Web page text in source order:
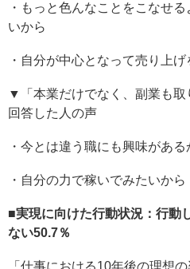
・もっと色んなことをこなせ
いから
・自分が中心となって売り上
▼「本業だけでなく、副業も取
回答した人の声
・今とは違う職にも興味がある
・自分の力で稼いでみたいから
■実現に向けた行動状況：行動
ない50.7％
「仕事における10年後の理想